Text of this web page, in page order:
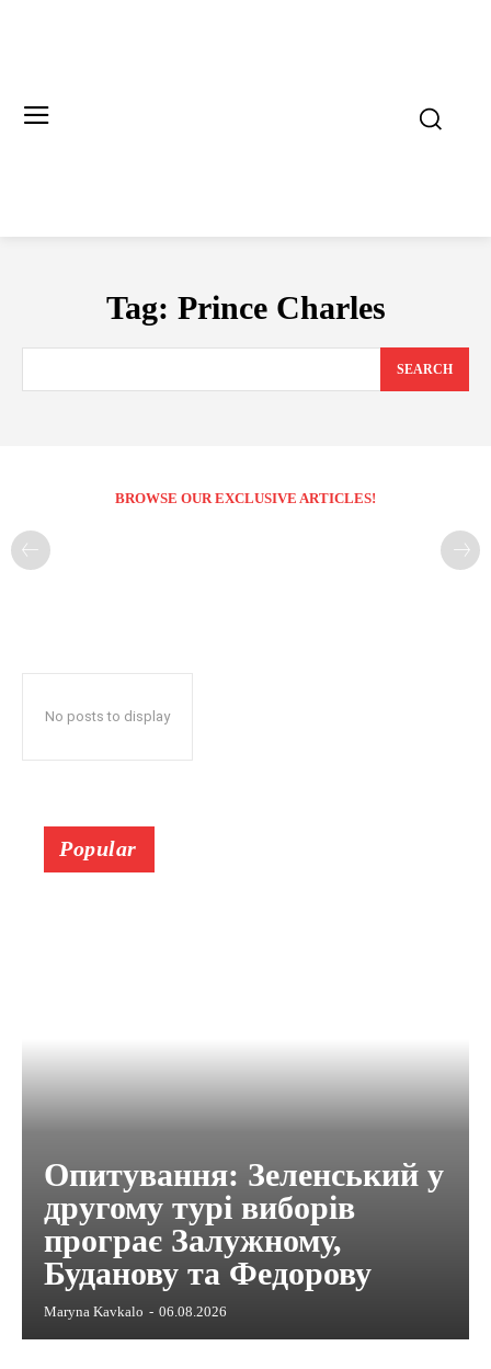
Tag: Prince Charles
SEARCH
BROWSE OUR EXCLUSIVE ARTICLES!
No posts to display
Popular
Опитування: Зеленський у
другому турі виборів
програє Залужному,
Буданову та Федорову
Maryna Kavkalo - 06.08.2026